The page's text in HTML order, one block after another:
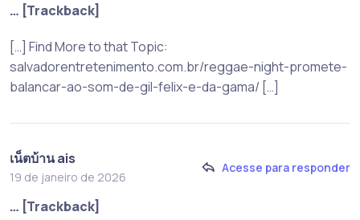
… [Trackback]
[…] Find More to that Topic:
salvadorentretenimento.com.br/reggae-night-promete-
balancar-ao-som-de-gil-felix-e-da-gama/ […]
เน็ตบ้าน ais
19 de janeiro de 2026
Acesse para responder
… [Trackback]